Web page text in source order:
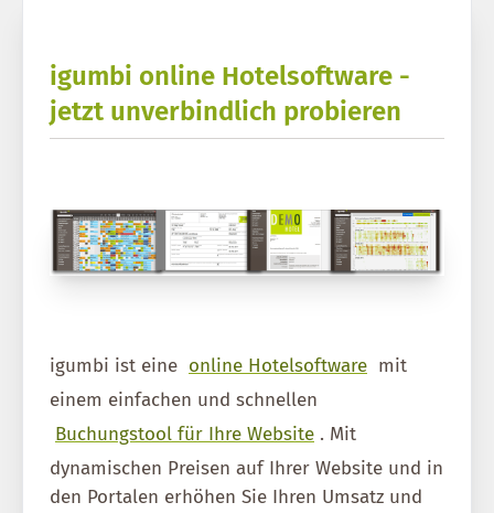
igumbi online Hotelsoftware -
jetzt unverbindlich probieren
igumbi ist eine online Hotelsoftware mit
einem einfachen und schnellen
Buchungstool für Ihre Website . Mit
dynamischen Preisen auf Ihrer Website und in
den Portalen erhöhen Sie Ihren Umsatz und